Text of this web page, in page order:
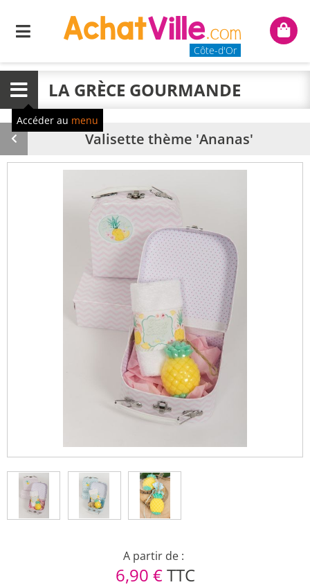
Menu
Côte-d'Or
Mon
Menu LA GRÈCE GOURMANDE
Accéder au menu
Produit
précédent
Valisette thème 'Ananas'
A partir de :
6,90 €TTC